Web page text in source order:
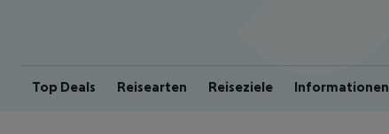
Top Deals Reisearten Reiseziele Informationen